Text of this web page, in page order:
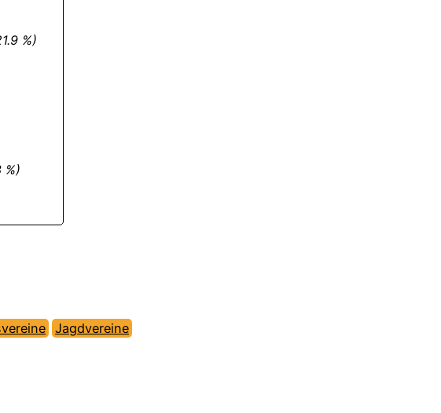
%)
%)
Jagdvereine